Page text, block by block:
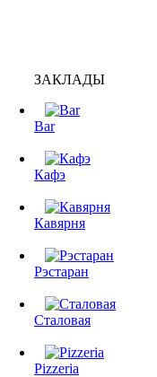
ЗАКЛАДЫ
Bar
Кафэ
Кавярня
Рэстаран
Сталовая
Pizzeria